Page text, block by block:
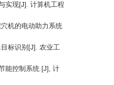
实现[J]. 计算机工程
机的电动助力系统
标识别[J]. 农业工
能控制系统 [J], 计